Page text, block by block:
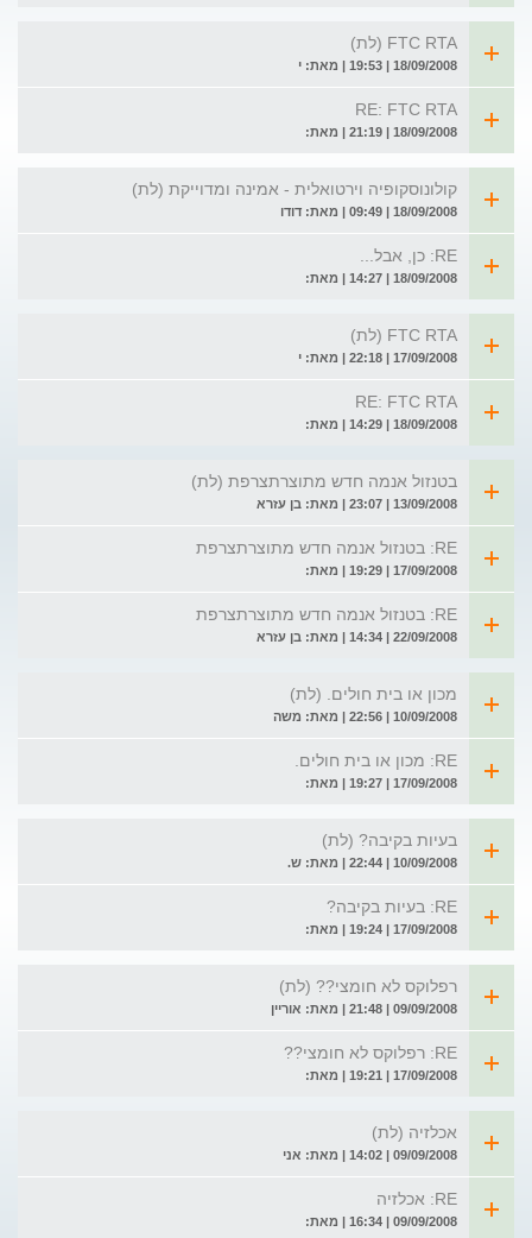
FTC RTA (לת)
18/09/2008 | 19:53 | מאת: י
RE: FTC RTA
18/09/2008 | 21:19 | מאת:
קולונוסקופיה וירטואלית - אמינה ומדוייקת (לת)
18/09/2008 | 09:49 | מאת: דודו
RE: כן, אבל...
18/09/2008 | 14:27 | מאת:
FTC RTA (לת)
17/09/2008 | 22:18 | מאת: י
RE: FTC RTA
18/09/2008 | 14:29 | מאת:
בטנזול אנמה חדש מתוצרתצרפת (לת)
13/09/2008 | 23:07 | מאת: בן עזרא
RE: בטנזול אנמה חדש מתוצרתצרפת
17/09/2008 | 19:29 | מאת:
RE: בטנזול אנמה חדש מתוצרתצרפת
22/09/2008 | 14:34 | מאת: בן עזרא
מכון או בית חולים. (לת)
10/09/2008 | 22:56 | מאת: משה
RE: מכון או בית חולים.
17/09/2008 | 19:27 | מאת:
בעיות בקיבה? (לת)
10/09/2008 | 22:44 | מאת: ש.
RE: בעיות בקיבה?
17/09/2008 | 19:24 | מאת:
רפלוקס לא חומצי?? (לת)
09/09/2008 | 21:48 | מאת: אוריין
RE: רפלוקס לא חומצי??
17/09/2008 | 19:21 | מאת:
אכלזיה (לת)
09/09/2008 | 14:02 | מאת: אני
RE: אכלזיה
09/09/2008 | 16:34 | מאת: